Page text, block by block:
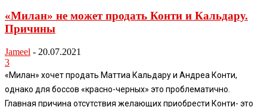
«Милан» не может продать Конти и Кальдару.
Причины
Jameel - 20.07.2021
3
«Милан» хочет продать Маттиа Кальдару и Андреа Конти,
однако для боссов «красно-черных» это проблематично.
Главная причина отсутствия желающих приобрести Конти- это